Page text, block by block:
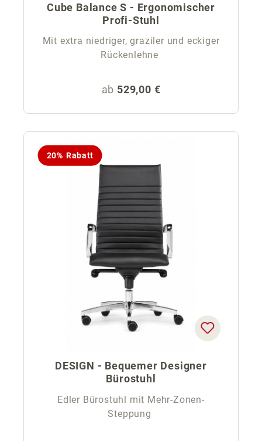
Cube Balance S - Ergonomischer
Profi-Stuhl
Mit extra niedriger, graziler und eckiger
Rückenlehne
Regulärer Preis:
ab 529,00 €
20% Rabatt
DESIGN - Bequemer Designer
Bürostuhl
Edler Bürostuhl mit Mehr-Zonen-
Steppung